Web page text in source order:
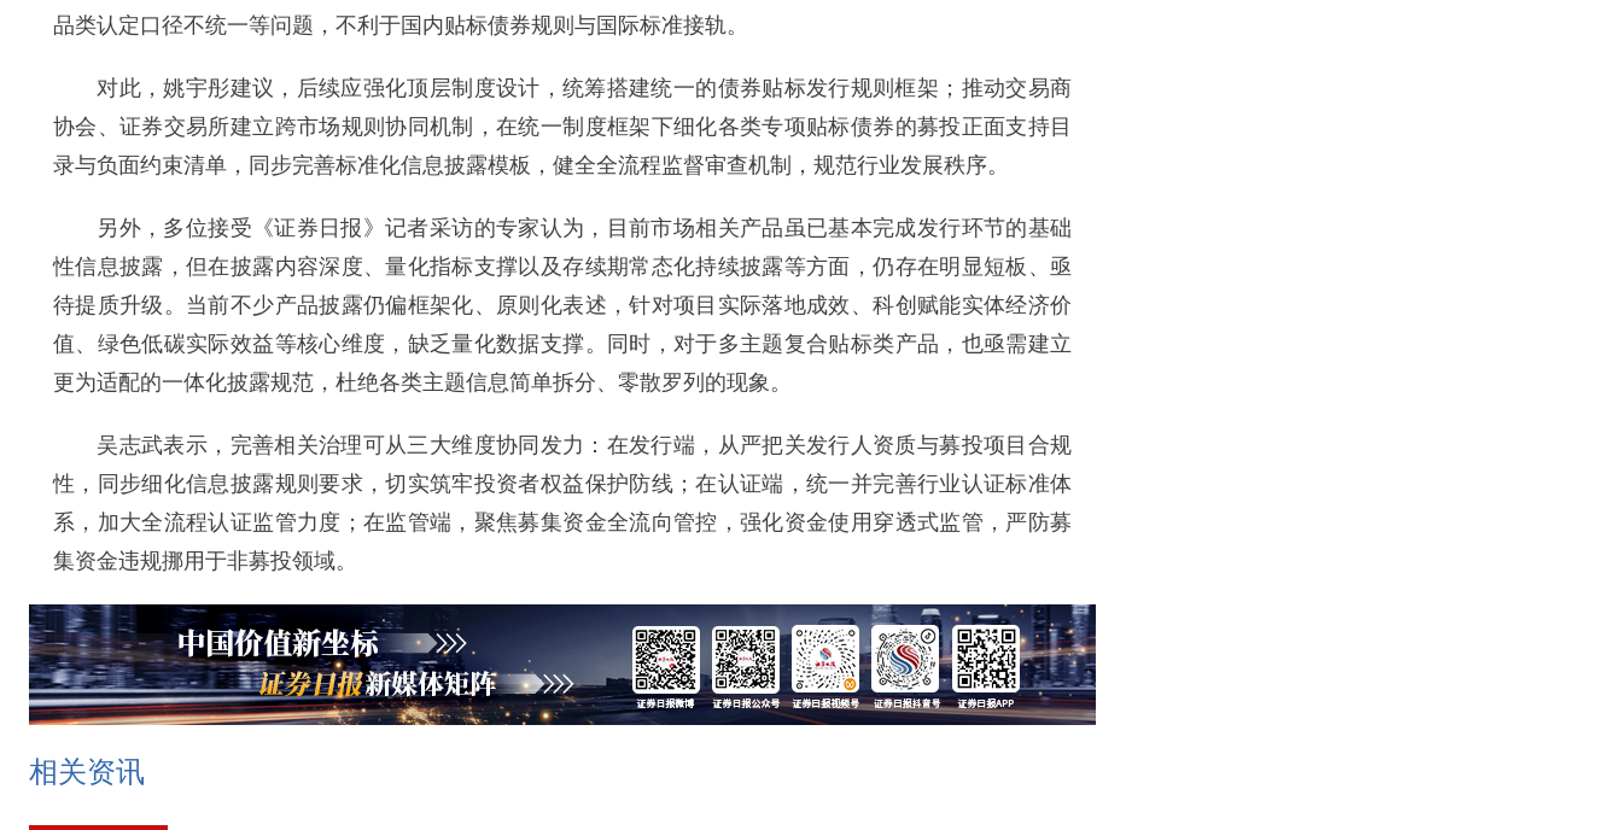
品类认定口径不统一等问题，不利于国内贴标债券规则与国际标准接轨。
对此，姚宇彤建议，后续应强化顶层制度设计，统筹搭建统一的债券贴标发行规则框架；推动交易商
协会、证券交易所建立跨市场规则协同机制，在统一制度框架下细化各类专项贴标债券的募投正面支持目
录与负面约束清单，同步完善标准化信息披露模板，健全全流程监督审查机制，规范行业发展秩序。
另外，多位接受《证券日报》记者采访的专家认为，目前市场相关产品虽已基本完成发行环节的基础
性信息披露，但在披露内容深度、量化指标支撑以及存续期常态化持续披露等方面，仍存在明显短板、亟
待提质升级。当前不少产品披露仍偏框架化、原则化表述，针对项目实际落地成效、科创赋能实体经济价
值、绿色低碳实际效益等核心维度，缺乏量化数据支撑。同时，对于多主题复合贴标类产品，也亟需建立
更为适配的一体化披露规范，杜绝各类主题信息简单拆分、零散罗列的现象。
吴志武表示，完善相关治理可从三大维度协同发力：在发行端，从严把关发行人资质与募投项目合规
性，同步细化信息披露规则要求，切实筑牢投资者权益保护防线；在认证端，统一并完善行业认证标准体
系，加大全流程认证监管力度；在监管端，聚焦募集资金全流向管控，强化资金使用穿透式监管，严防募
集资金违规挪用于非募投领域。
相关资讯